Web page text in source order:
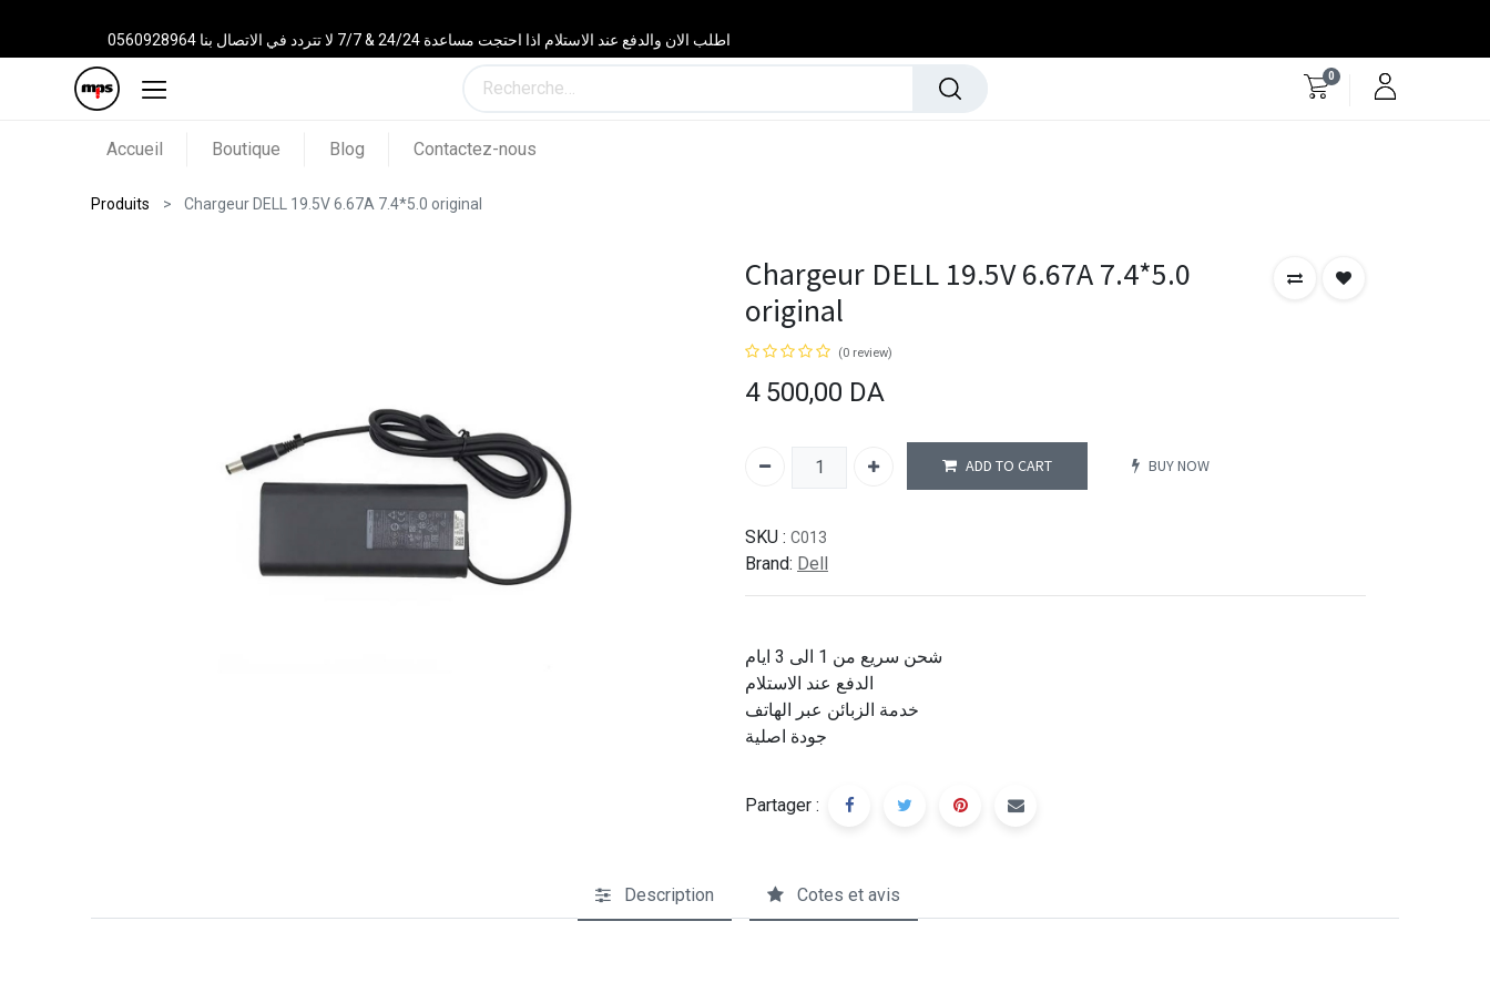
اطلب الان والدفع عند الاستلام اذا احتجت مساعدة 24/24 & 7/7 لا تتردد في الاتصال بنا 0560928964
0
Accueil Boutique Blog Contactez-nous
Produits Chargeur DELL 19.5V 6.67A 7.4*5.0 original
Chargeur DELL 19.5V 6.67A 7.4*5.0
original
(0 review)
4 500,00 DA
ADD TO CART BUY NOW
SKU : C013
Brand: Dell
شحن سريع من 1 الى 3 ايام
الدفع عند الاستلام
خدمة الزبائن عبر الهاتف
جودة اصلية
Partager :
Description Cotes et avis